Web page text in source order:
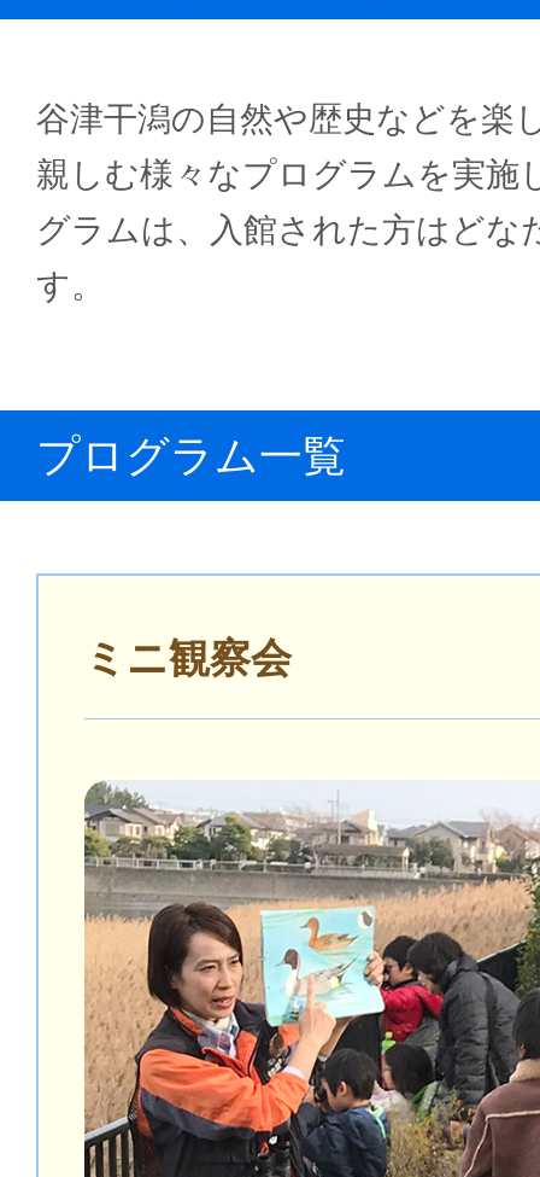
谷津干潟の自然や歴史などを楽
親しむ様々なプログラムを実施
グラムは、入館された方はどな
す。
プログラム一覧
ミニ観察会